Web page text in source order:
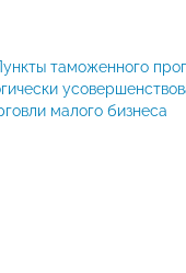
таможенного
малого бизнеса